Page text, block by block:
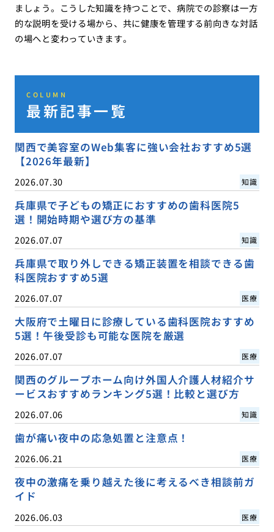
ましょう。こうした知識を持つことで、病院での診察は一方
的な説明を受ける場から、共に健康を管理する前向きな対話
の場へと変わっていきます。
COLUMN
最新記事一覧
関西で美容室のWeb集客に強い会社おすすめ5選
【2026年最新】
2026.07.30 知識
兵庫県で子どもの矯正におすすめの歯科医院5
選！開始時期や選び方の基準
2026.07.07 知識
兵庫県で取り外しできる矯正装置を相談できる歯
科医院おすすめ5選
2026.07.07 医療
大阪府で土曜日に診療している歯科医院おすすめ
5選！午後受診も可能な医院を厳選
2026.07.07 医療
関西のグループホーム向け外国人介護人材紹介サ
ービスおすすめランキング5選！比較と選び方
2026.07.06 知識
歯が痛い夜中の応急処置と注意点！
2026.06.21 医療
夜中の激痛を乗り越えた後に考えるべき相談前ガ
イド
2026.06.03 医療